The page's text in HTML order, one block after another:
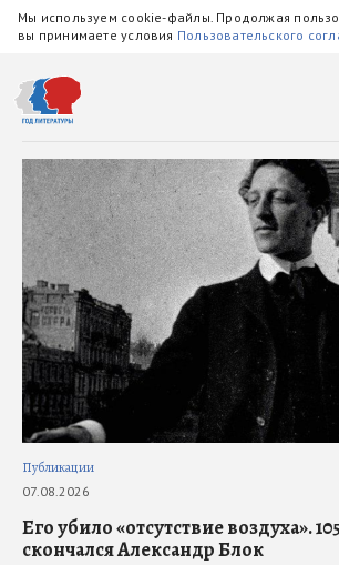
Мы используем cookie-файлы. Продолжая
вы принимаете условия Пользовательского
Публикации
07.08.2026
Его убило «отсутствие воздуха».
скончался Александр Блок